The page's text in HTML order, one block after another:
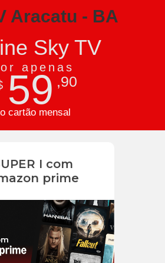
Aracatu - BA
Sky TV
apenas
59 ,90
cartão mensal
I com
prime